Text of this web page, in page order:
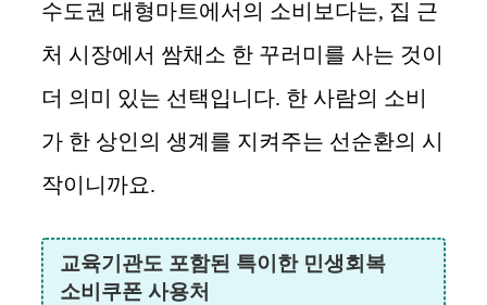
수도권 대형마트에서의 소비보다는, 집 근
처 시장에서 쌈채소 한 꾸러미를 사는 것이
더 의미 있는 선택입니다. 한 사람의 소비
가 한 상인의 생계를 지켜주는 선순환의 시
작이니까요.
교육기관도 포함된 특이한 민생회복
소비쿠폰 사용처